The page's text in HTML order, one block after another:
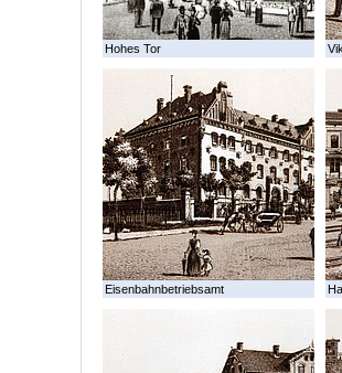
Hohes Tor
Eisenbahnbetriebsamt